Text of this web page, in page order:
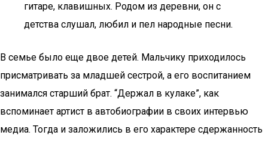
гитаре, клавишных. Родом из деревни, он с
детства слушал, любил и пел народные песни.
В семье было еще двое детей. Мальчику приходилось
присматривать за младшей сестрой, а его воспитанием
занимался старший брат. “Держал в кулаке”, как
вспоминает артист в автобиографии в своих интервью
медиа. Тогда и заложились в его характере сдержанность